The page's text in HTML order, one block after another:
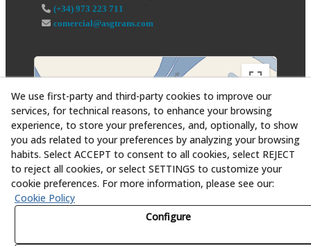
(+34) 973 223 711
comercial@asgtrans.com
We use first-party and third-party cookies to improve our
services, for technical reasons, to enhance your browsing
experience, to store your preferences, and, optionally, to show
you ads related to your preferences by analyzing your browsing
habits. Select ACCEPT to consent to all cookies, select REJECT
to reject all cookies, or select SETTINGS to customize your
cookie preferences. For more information, please see our:
Cookie Policy
Configure